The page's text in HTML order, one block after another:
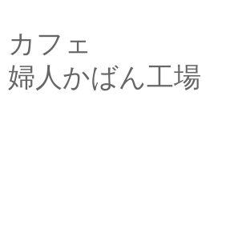
カフェ
婦人かばん工場